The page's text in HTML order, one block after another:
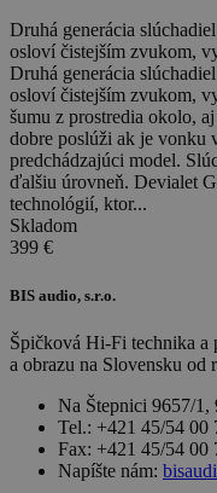
Druhá generácia
osloví čistejším zvukom,
Druhá generácia
osloví čistejším zvukom,
šumu z prostredia okolo,
dobre poslúži ak je vonku
predchádzajúci model.
ďalšiu úrovneň. Devialet
technológií, ktor...
Skladom
399 €
BIS audio, s.r.o.
Špičková Hi-Fi technika
a obrazu na Slovensku od
Na Štepnici 9657/1,
Tel.: +421 45/54 00
Fax: +421 45/54 00
Napíšte nám: